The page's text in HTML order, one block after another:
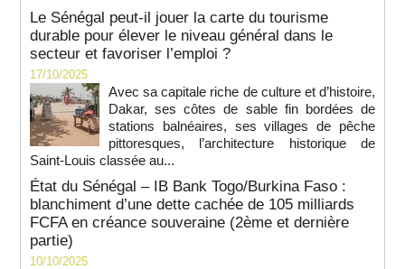
Le Sénégal peut-il jouer la carte du tourisme
durable pour élever le niveau général dans le
secteur et favoriser l’emploi ?
17/10/2025
Avec sa capitale riche de culture et d’histoire,
Dakar, ses côtes de sable fin bordées de
stations balnéaires, ses villages de pêche
pittoresques, l’architecture historique de
Saint-Louis classée au...
État du Sénégal – IB Bank Togo/Burkina Faso :
blanchiment d’une dette cachée de 105 milliards
FCFA en créance souveraine (2ème et dernière
partie)
10/10/2025